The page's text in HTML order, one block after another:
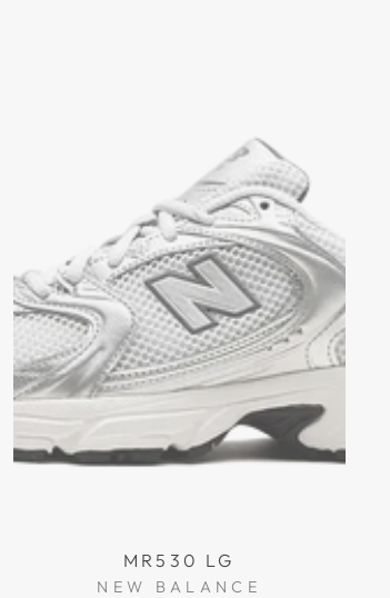
MR530 LG
NEW BALANCE